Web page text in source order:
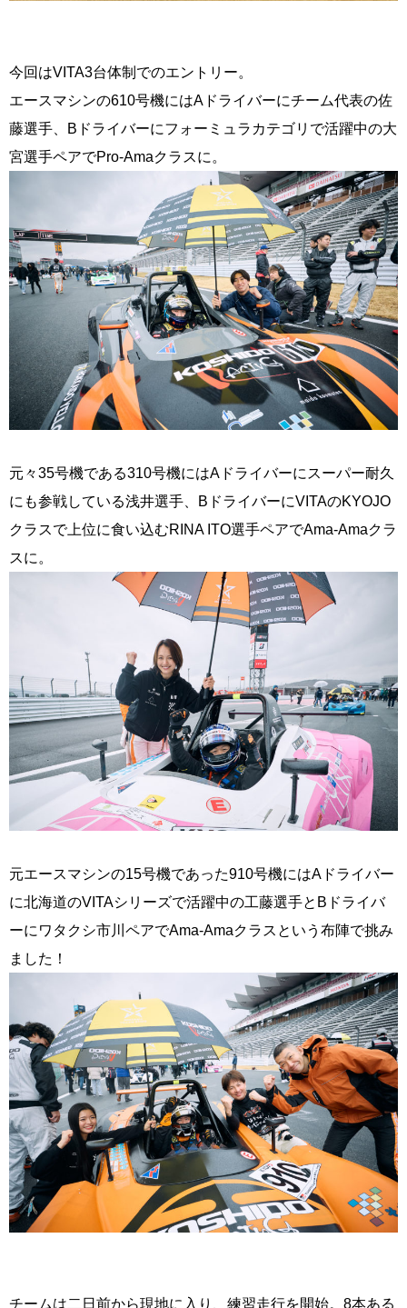
今回はVITA3台体制でのエントリー。
エースマシンの610号機にはAドライバーにチーム代表の佐
藤選手、Bドライバーにフォーミュラカテゴリで活躍中の大
宮選手ペアでPro-Amaクラスに。
元々35号機である310号機にはAドライバーにスーパー耐久
にも参戦している浅井選手、BドライバーにVITAのKYOJO
クラスで上位に食い込むRINA ITO選手ペアでAma-Amaクラ
スに。
元エースマシンの15号機であった910号機にはAドライバー
に北海道のVITAシリーズで活躍中の工藤選手とBドライバ
ーにワタクシ市川ペアでAma-Amaクラスという布陣で挑み
ました！
チームは二日前から現地に入り、練習走行を開始。8本ある